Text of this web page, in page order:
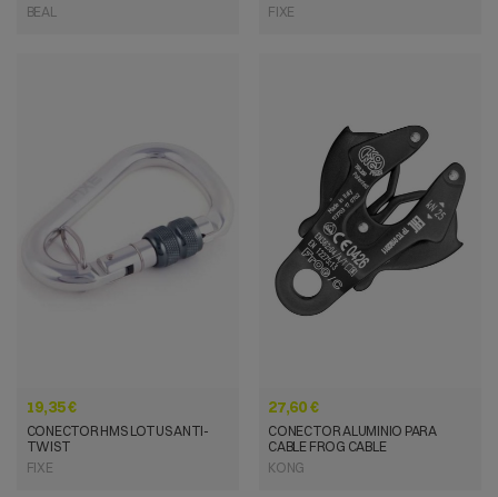
BEAL
FIXE
VISTA RÁPIDA
19,35 €
CONECTOR HMS LOTUS ANTI-
TWIST
FIXE
VISTA RÁPIDA
27,60 €
CONECTOR ALUMINIO PARA
CABLE FROG CABLE
KONG